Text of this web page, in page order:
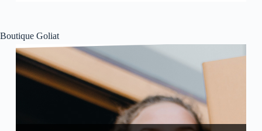
Boutique Goliat